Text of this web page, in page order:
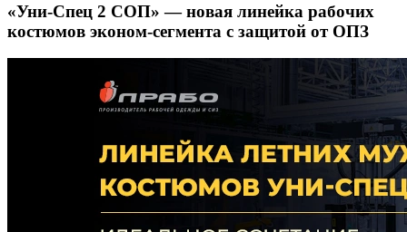
«Уни-Спец 2 СОП» — новая линейка рабочих
костюмов эконом-сегмента с защитой от ОПЗ